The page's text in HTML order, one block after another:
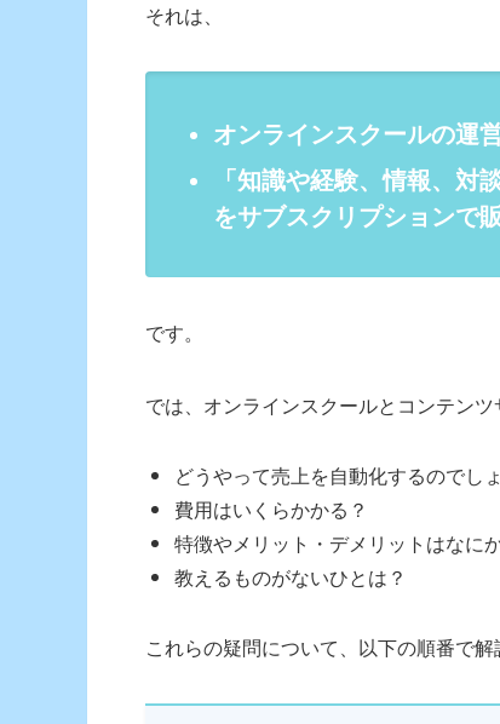
それは、
オンラインスクールの運
「知識や経験、情報、対
をサブスクリプションで
です。
では、オンラインスクールとコンテン
どうやって売上を自動化するのでし
費用はいくらかかる？
特徴やメリット・デメリットはなに
教えるものがないひとは？
これらの疑問について、以下の順番で解